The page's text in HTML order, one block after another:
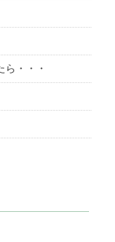
・・・